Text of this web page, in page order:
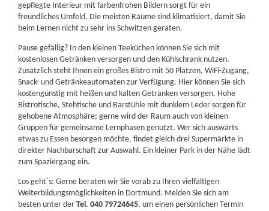
gepflegte Interieur mit farbenfrohen Bildern sorgt für ein
freundliches Umfeld. Die meisten Räume sind klimatisiert, damit Sie
beim Lernen nicht zu sehr ins Schwitzen geraten.
Pause gefällig? In den kleinen Teeküchen können Sie sich mit
kostenlosen Getränken versorgen und den Kühlschrank nutzen.
Zusätzlich steht Ihnen ein großes Bistro mit 50 Plätzen, WiFi-Zugang,
Snack- und Getränkeautomaten zur Verfügung. Hier können Sie sich
kostengünstig mit heißen und kalten Getränken versorgen. Hohe
Bistrotische, Stehtische und Barstühle mit dunklem Leder sorgen für
gehobene Atmosphäre; gerne wird der Raum auch von kleinen
Gruppen für gemeinsame Lernphasen genutzt. Wer sich auswärts
etwas zu Essen besorgen möchte, findet gleich drei Supermärkte in
direkter Nachbarschaft zur Auswahl. Ein kleiner Park in der Nähe lädt
zum Spaziergang ein.
Los geht´s: Gerne beraten wir Sie vorab zu Ihren vielfältigen
Weiterbildungsmöglichkeiten in Dortmund. Melden Sie sich am
besten unter derTel. 040 79724645, um einen persönlichen Termin